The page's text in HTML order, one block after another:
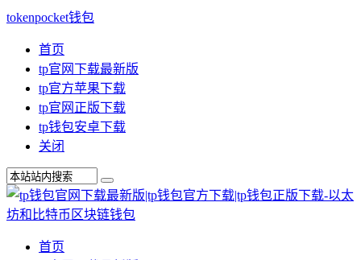
tokenpocket钱包
首页
tp官网下载最新版
tp官方苹果下载
tp官网正版下载
tp钱包安卓下载
关闭
首页